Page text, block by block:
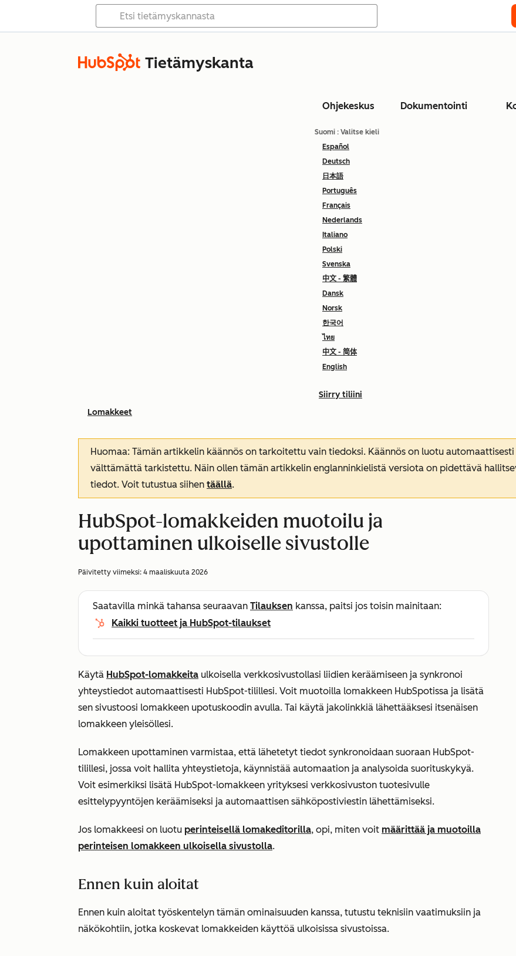
Tietämyskanta
Ohjekeskus Dokumentointi
Suomi : Valitse kieli
Español
Deutsch
日本語
Português
Français
Nederlands
Italiano
Polski
Svenska
中文 - 繁體
Dansk
Norsk
한국어
ไทย
中文 - 简体
English
Siirry tiliini
Lomakkeet
Huomaa: Tämän artikkelin käännös on tarkoitettu vain tiedoksi. Käännös on luotu
välttämättä tarkistettu. Näin ollen tämän artikkelin englanninkielistä versiota on pidettävä
tiedot. Voit tutustua siihen täällä.
HubSpot-lomakkeiden muotoilu ja
upottaminen ulkoiselle sivustolle
Päivitetty viimeksi: 4 maaliskuuta 2026
Saatavilla minkä tahansa seuraavan Tilauksen kanssa, paitsi jos toisin mainitaan:
Kaikki tuotteet ja HubSpot-tilaukset
Käytä HubSpot-lomakkeita ulkoisella verkkosivustollasi liidien keräämiseen ja synkronoi
yhteystiedot automaattisesti HubSpot-tilillesi. Voit muotoilla lomakkeen HubSpotissa ja lisätä
sen sivustoosi lomakkeen upotuskoodin avulla. Tai käytä jakolinkkiä lähettääksesi itsenäisen
lomakkeen yleisöllesi.
Lomakkeen upottaminen varmistaa, että lähetetyt tiedot synkronoidaan suoraan HubSpot-
tilillesi, jossa voit hallita yhteystietoja, käynnistää automaation ja analysoida suorituskykyä.
Voit esimerkiksi lisätä HubSpot-lomakkeen yrityksesi verkkosivuston tuotesivulle
esittelypyyntöjen keräämiseksi ja automaattisen sähköpostiviestin lähettämiseksi.
Jos lomakkeesi on luotu perinteisellä lomakeditorilla, opi, miten voit määrittää ja muotoilla
perinteisen lomakkeen ulkoisella sivustolla.
Ennen kuin aloitat
Ennen kuin aloitat työskentelyn tämän ominaisuuden kanssa, tutustu teknisiin vaatimuksiin ja
näkökohtiin, jotka koskevat lomakkeiden käyttöä ulkoisissa sivustoissa.